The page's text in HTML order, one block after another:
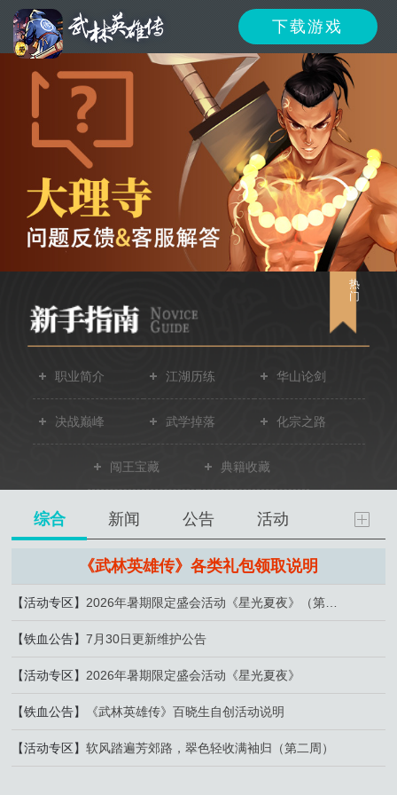
下载游戏
热
门
职业简介 江湖历练 华山论剑
决战巅峰 武学掉落 化宗之路
闯王宝藏 典籍收藏
综合 新闻 公告 活动
《武林英雄传》各类礼包领取说明
【活动专区】
【铁血公告】7月30日更新维护公告
【活动专区】 2026年暑期限定盛会活动《星光夏夜》
【铁血公告】 《武林英雄传》百晓生自创活动说明
【活动专区】软风踏遍芳郊路，翠色轻收满袖归（第二周）
资讯 公告 新闻
活动 资料 攻略